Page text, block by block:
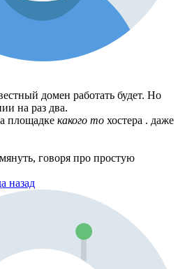
домен работать будет. Но
на раз два.
площадке какого то хостера . даже
говоря про простую
назад